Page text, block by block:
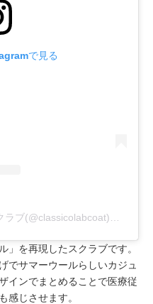
で見る
」を再現したスクラブです。
でサマーウールらしいカジュ
インでまとめることで医療従
感じさせます。